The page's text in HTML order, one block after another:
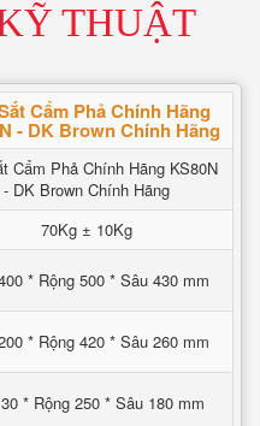
THUẬT
Cẩm Phả Chính Hãng
- DK Brown Chính Hãng
Cẩm Phả Chính Hãng KS80N
- DK Brown Chính Hãng
70Kg ± 10Kg
* Rộng 500 * Sâu 430 mm
* Rộng 420 * Sâu 260 mm
* Rộng 250 * Sâu 180 mm